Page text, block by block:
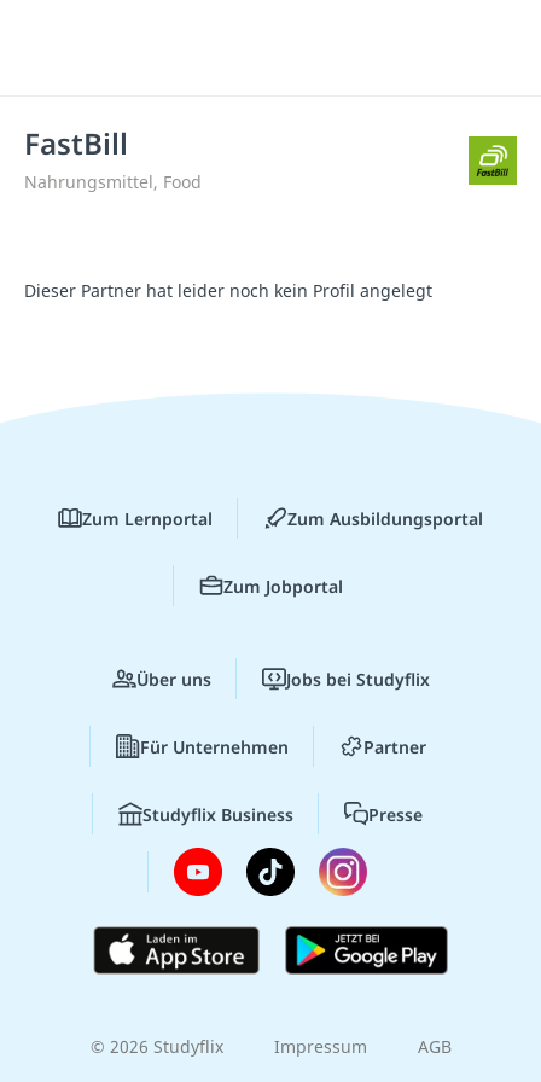
FastBill
Nahrungsmittel, Food
Dieser Partner hat leider noch kein Profil angelegt
Zum Lernportal Zum Ausbildungsportal
Zum Jobportal
Über uns Jobs bei Studyflix
Für Unternehmen Partner
Studyflix Business Presse
© 2026 Studyflix Impressum AGB